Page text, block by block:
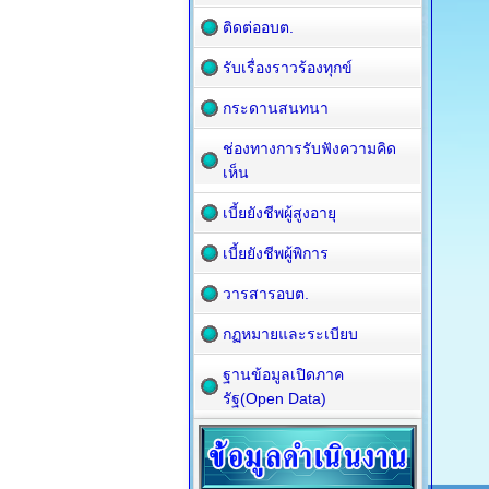
ติดต่ออบต.
รับเรื่องราวร้องทุกข์
กระดานสนทนา
ช่องทางการรับฟังความคิด
เห็น
เบี้ยยังชีพผู้สูงอายุ
เบี้ยยังชีพผู้พิการ
วารสารอบต.
กฏหมายและระเบียบ
ฐานข้อมูลเปิดภาค
รัฐ(Open Data)